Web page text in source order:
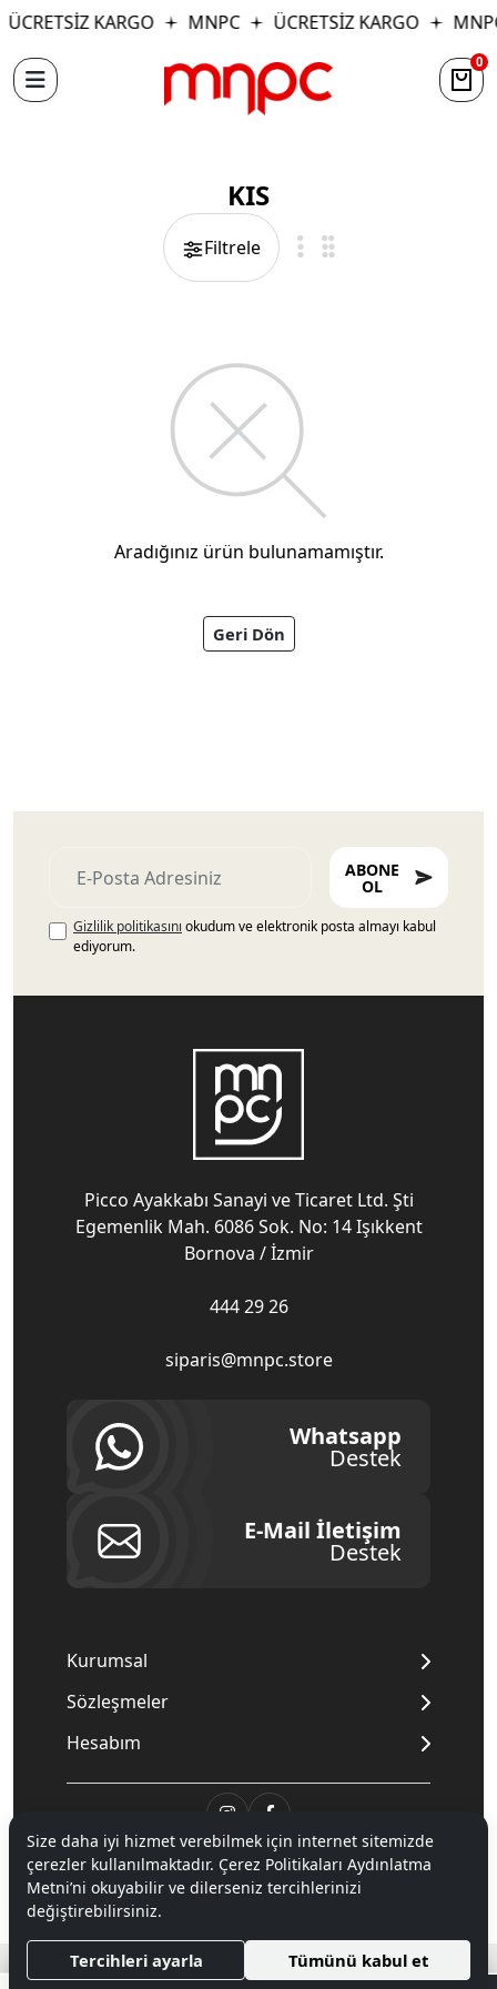
ÜCRETSİZ KARGO MNPC ÜCRETSİZ KARGO
0
KIS
Filtrele
Aradığınız ürün bulunamamıştır.
Geri Dön
ABONE
OL
Gizlilik politikasını okudum ve elektronik posta almayı kabul
ediyorum.
Picco Ayakkabı Sanayi ve Ticaret Ltd. Şti
Egemenlik Mah. 6086 Sok. No: 14 Işıkkent
Bornova / İzmir
444 29 26
siparis@mnpc.store
Whatsapp
Destek
E-Mail İletişim
Destek
Kurumsal
Sözleşmeler
Hesabım
© 2020Mnpc. Tüm hakları saklıdır.
Hipotenüs Yeni Nesil E-Ticaret Sistemleri ile Hazırlanmıştır.
Size daha iyi hizmet verebilmek için internet sitemizde
çerezler kullanılmaktadır. Çerez Politikaları Aydınlatma
Metni’ni okuyabilir ve dilerseniz tercihlerinizi
değiştirebilirsiniz.
Tercihleri ayarla Tümünü kabul et